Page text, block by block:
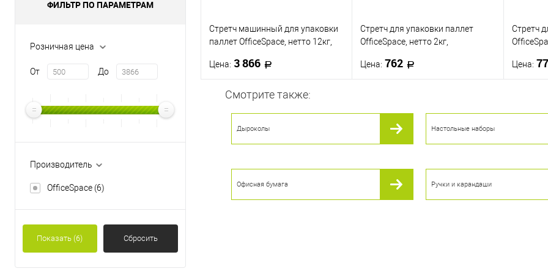
ФИЛЬТР ПО ПАРАМЕТРАМ
Розничная цена
От До
Производитель
OfficeSpace (6)
Показать (6) Сбросить
Стретч машинный для упаковки
паллет OfficeSpace, нетто 12кг,
растяж. 180%
Цена: 3 866
В корзину
Купить в 1 клик
Стретч для упаковки паллет
OfficeSpace, нетто 2кг,
сырье, растяж. 180%
Цена: 762
Купить в 1 клик
К сравнению
Стретч
сырье,
Цена:
Смотрите также:
Дыроколы Настольные наборы
Офисная бумага Ручки и карандаши